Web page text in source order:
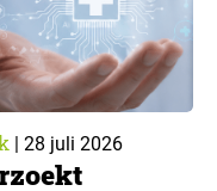
| 28 juli 2026